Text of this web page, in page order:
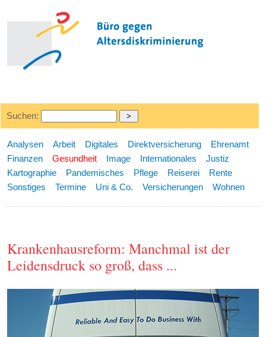
Suchen:
Analysen Arbeit Digitales Direktversicherung
Ehrenamt
Finanzen
Gesundheit Image Internationales
Justiz
Kartographie
Pandemisches Pflege Reiserei
Rente
Sonstiges
Termine Uni & Co. Versicherungen Wohnen
Krankenhausreform: Manchmal ist der
Leidensdruck so groß, dass ...